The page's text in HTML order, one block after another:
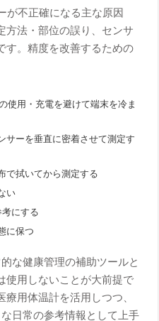
が不正確になる主な原因
方法・部位の誤り、センサ
す。精度を改善するための
使用・充電を避けて端末を冷ま
サーを垂直に密着させて測定す
で拭いてから測定する
い
にする
に保つ
な健康管理の補助ツールと
使用しないことが大前提で
用体温計を活用しつつ、
日常の参考情報として上手